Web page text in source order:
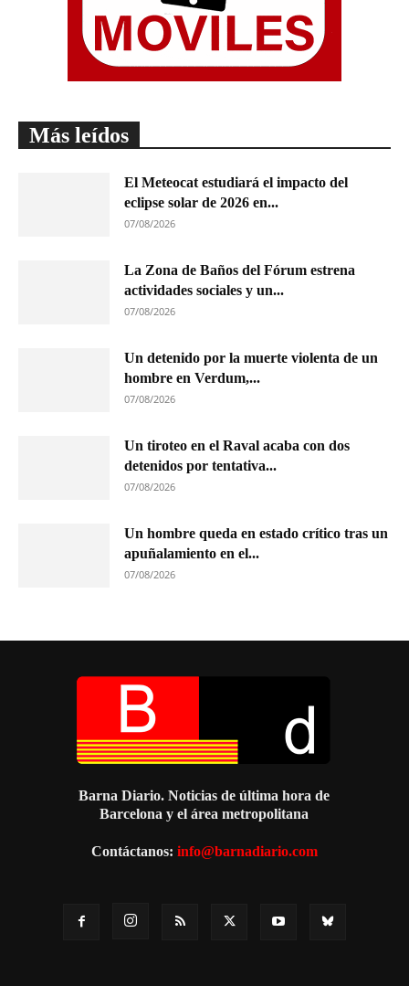
Más leídos
El Meteocat estudiará el impacto del
eclipse solar de 2026 en...
07/08/2026
La Zona de Baños del Fórum estrena
actividades sociales y un...
07/08/2026
Un detenido por la muerte violenta de un
hombre en Verdum,...
07/08/2026
Un tiroteo en el Raval acaba con dos
detenidos por tentativa...
07/08/2026
Un hombre queda en estado crítico tras un
apuñalamiento en el...
07/08/2026
Barna Diario. Noticias de última hora de
Barcelona y el área metropolitana
Contáctanos: info@barnadiario.com